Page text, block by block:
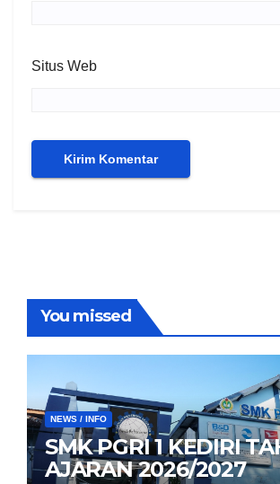
Situs Web
You missed
NEWS / INFO
SMK PGRI 1 KEDIRI
AJARAN 2026/2027